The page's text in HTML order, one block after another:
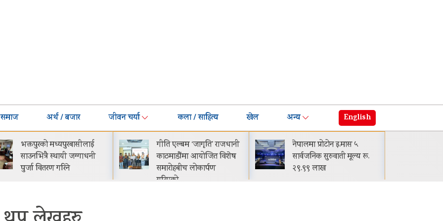
समाज अर्थ / बजार जीवन चर्या कला / साहित्य खेल अन्य English
मध्यपुरबासीलाई
स्थायी जग्गाधनी
वितरण गरिने
गीति एल्बम ‘जागृति’ राजधानी
काठमाडौंमा आयोजित विशेष
समारोहबीच लोकार्पण
नेपालमा प्रोटोन इ.मास ५
सार्वजनिक सुरुवाती मूल्य रू.
२९.९९ लाख